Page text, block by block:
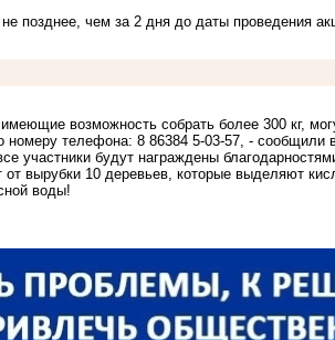
позднее, чем за 2 дня до даты проведения
возможность собрать более 300 кг,
номеру телефона: 8 86384 5-03-57, - сообщили
участники будут награждены
вырубки 10 деревьев, которые выделяют
воды!